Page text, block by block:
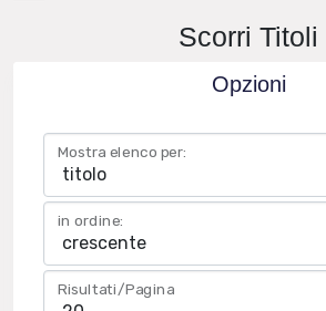
Scorri Titoli
Opzioni
Mostra elenco per:
in ordine:
Risultati/Pagina